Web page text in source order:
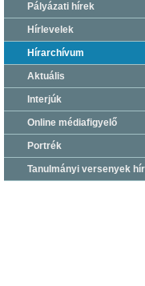
Pályázati hírek
Hírlevelek
Hírarchívum
Aktuális
Interjúk
Online médiafigyelő
Portrék
Tanulmányi versenyek